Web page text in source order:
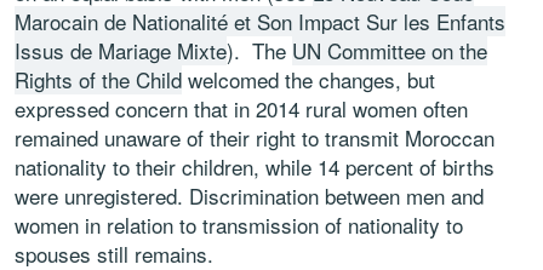
Marocain de Nationalité et Son Impact Sur les Enfants
Issus de Mariage Mixte). The UN Committee on the
Rights of the Child welcomed the changes, but
expressed concern that in 2014 rural women often
remained unaware of their right to transmit Moroccan
nationality to their children, while 14 percent of births
were unregistered. Discrimination between men and
women in relation to transmission of nationality to
spouses still remains.